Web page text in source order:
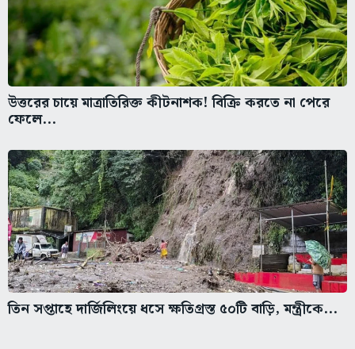
উত্তরের চায়ে মাত্রাতিরিক্ত কীটনাশক! বিক্রি করতে না পেরে
ফেলে...
তিন সপ্তাহে দার্জিলিংয়ে ধসে ক্ষতিগ্রস্ত ৫০টি বাড়ি, মন্ত্রীকে...